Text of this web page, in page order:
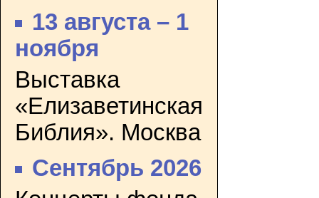
13 августа – 1
ноября
Выставка
«Елизаветинская
Библия». Москва
Сентябрь 2026